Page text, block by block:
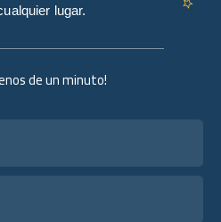
de un minuto!
lugar.